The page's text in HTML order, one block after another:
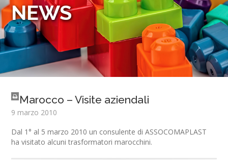
NEWS
Marocco – Visite aziendali
9 marzo 2010
Dal 1° al 5 marzo 2010 un consulente di ASSOCOMAPLAST
ha visitato alcuni trasformatori marocchini.